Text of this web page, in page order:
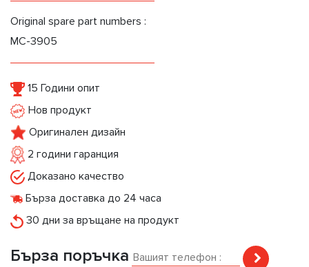
Original spare part numbers :
MC-3905
15 Години опит
Нов продукт
Оригинален дизайн
2 години гаранция
Доказано качество
Бърза доставка до 24 часа
30 дни за връщане на продукт
Бърза поръчка